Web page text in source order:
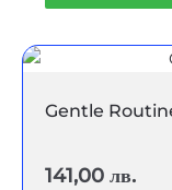
Gentle
141,00 лв.